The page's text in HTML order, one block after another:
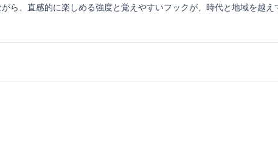
ら、直感的に楽しめる強度と覚えやすいフックが、時代と地域を越え